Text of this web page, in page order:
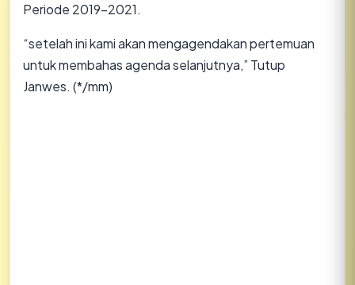
Periode 2019-2021.
“setelah ini kami akan mengagendakan pertemuan
untuk membahas agenda selanjutnya,” Tutup
Janwes. (*/mm)